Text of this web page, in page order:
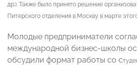
др.). Также было принято решение
Питерского отделения в Москву в марте
Молодые предприниматели
международной бизнес-школы
обсудили формат работы со с